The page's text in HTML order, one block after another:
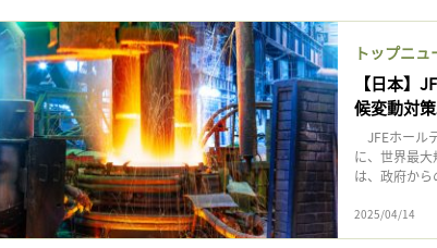
トップニュ
【日本】
候変動対
JFEホール
に、世界最
は、政府か
2025/04/14